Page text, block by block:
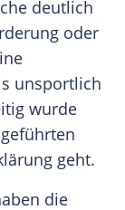
deutlich
oder
unsportlich
wurde
geht.
die